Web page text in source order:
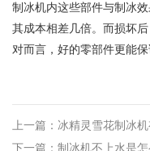
制冰机内这些部件与制冰
其成本相差几倍。而损坏
对而言，好的零部件更能
上一篇：冰精灵雪花制冰
下一篇：制冰机不上水是